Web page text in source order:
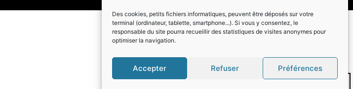
Des cookies, petits fichiers informatiques, peuvent être déposés sur votre
terminal (ordinateur, tablette, smartphone...). Si vous y consentez, le
responsable du site pourra recueillir des statistiques de visites anonymes pour
optimiser la navigation.
Accepter Refuser Préférences